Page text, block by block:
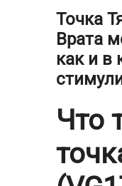
Точка
Врата
как и в
Что